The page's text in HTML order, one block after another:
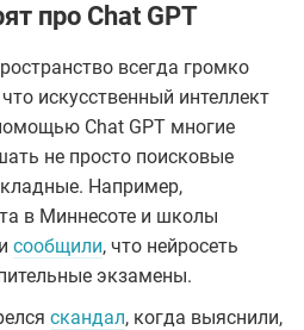
про Chat GPT
всегда громко
искусственный интеллект
Chat GPT многие
не просто поисковые
Например,
в Миннесоте и школы
сообщили, что нейросеть
экзамены.
скандал, когда выяснили,